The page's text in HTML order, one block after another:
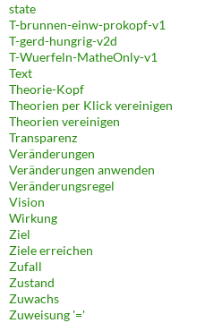
state
T-brunnen-einw-prokopf-v1
T-gerd-hungrig-v2d
T-Wuerfeln-MatheOnly-v1
Text
Theorie-Kopf
Theorien per Klick vereinigen
Theorien vereinigen
Transparenz
Veränderungen
Veränderungen anwenden
Veränderungsregel
Vision
Wirkung
Ziel
Ziele erreichen
Zufall
Zustand
Zuwachs
Zuweisung '='